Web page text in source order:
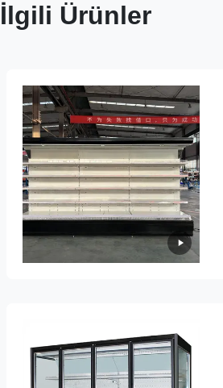
İlgili Ürünler